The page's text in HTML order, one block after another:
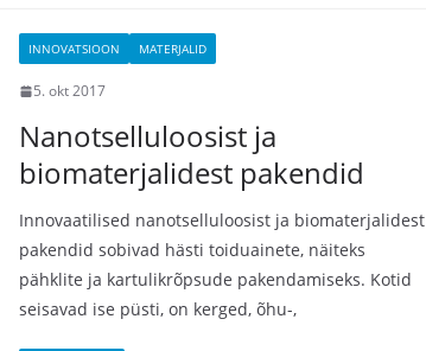
INNOVATSIOON MATERJALID
5. okt 2017
Nanotselluloosist ja
biomaterjalidest pakendid
Innovaatilised nanotselluloosist ja biomaterjalidest
pakendid sobivad hästi toiduainete, näiteks
pähklite ja kartulikrõpsude pakendamiseks. Kotid
seisavad ise püsti, on kerged, õhu-,